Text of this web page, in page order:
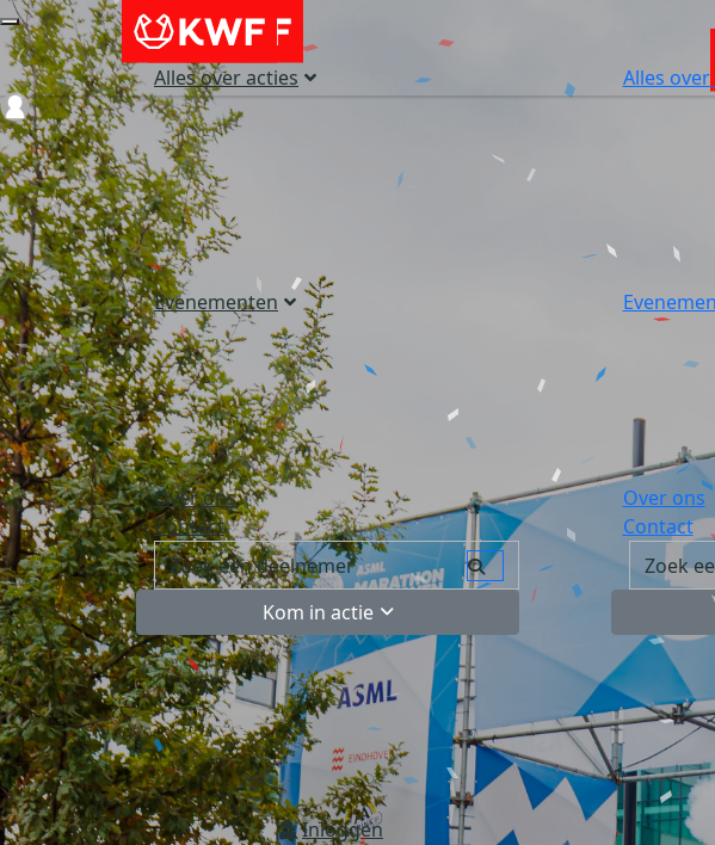
Alles over acties
Evenementen
Over ons
Contact
Kom in actie
Inloggen
Alles over
Over ons
Contact
Login